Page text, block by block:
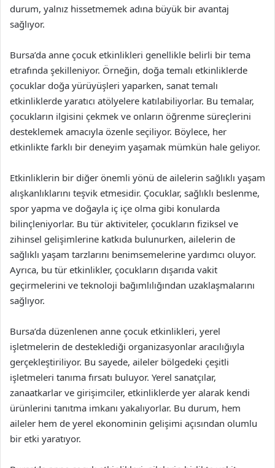
durum, yalnız hissetmemek adına büyük bir avantaj
sağlıyor.
Bursa’da anne çocuk etkinlikleri genellikle belirli bir tema
etrafında şekilleniyor. Örneğin, doğa temalı etkinliklerde
çocuklar doğa yürüyüşleri yaparken, sanat temalı
etkinliklerde yaratıcı atölyelere katılabiliyorlar. Bu temalar,
çocukların ilgisini çekmek ve onların öğrenme süreçlerini
desteklemek amacıyla özenle seçiliyor. Böylece, her
etkinlikte farklı bir deneyim yaşamak mümkün hale geliyor.
Etkinliklerin bir diğer önemli yönü de ailelerin sağlıklı yaşam
alışkanlıklarını teşvik etmesidir. Çocuklar, sağlıklı beslenme,
spor yapma ve doğayla iç içe olma gibi konularda
bilinçleniyorlar. Bu tür aktiviteler, çocukların fiziksel ve
zihinsel gelişimlerine katkıda bulunurken, ailelerin de
sağlıklı yaşam tarzlarını benimsemelerine yardımcı oluyor.
Ayrıca, bu tür etkinlikler, çocukların dışarıda vakit
geçirmelerini ve teknoloji bağımlılığından uzaklaşmalarını
sağlıyor.
Bursa’da düzenlenen anne çocuk etkinlikleri, yerel
işletmelerin de desteklediği organizasyonlar aracılığıyla
gerçekleştiriliyor. Bu sayede, aileler bölgedeki çeşitli
işletmeleri tanıma fırsatı buluyor. Yerel sanatçılar,
zanaatkarlar ve girişimciler, etkinliklerde yer alarak kendi
ürünlerini tanıtma imkanı yakalıyorlar. Bu durum, hem
aileler hem de yerel ekonominin gelişimi açısından olumlu
bir etki yaratıyor.